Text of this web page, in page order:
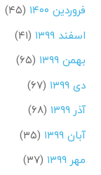
فروردین ۱۴۰۰
(۴۵)
اسفند ۱۳۹۹
(۴۱)
بهمن ۱۳۹۹
(۶۵)
دی ۱۳۹۹
(۶۷)
آذر ۱۳۹۹
(۶۸)
آبان ۱۳۹۹
(۳۵)
مهر ۱۳۹۹
(۳۷)